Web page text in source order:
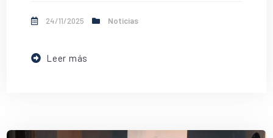
24/11/2025 Noticias
Leer más